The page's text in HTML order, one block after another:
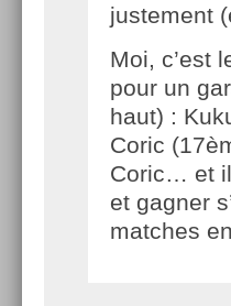
justement
Moi, c’est
pour un
haut) :
Coric
Coric… et
et gagner
matches